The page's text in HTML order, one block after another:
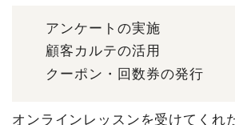
アンケートの実施
顧客カルテの活用
クーポン・回数券の発行
オンラインレッスンを受けてくれ